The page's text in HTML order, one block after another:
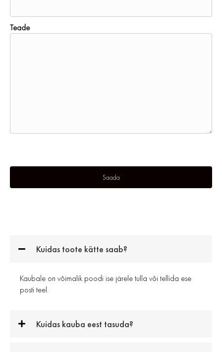
Teade
Kuidas toote kätte saab?
Kaubale on võimalik poodi ise järele tulla või tellida ese
posti teel.
Kuidas kauba eest tasuda?